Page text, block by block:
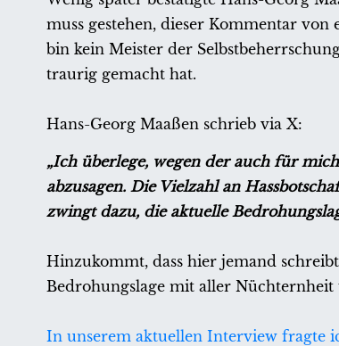
muss gestehen, dieser Kommentar
bin kein Meister der
traurig gemacht hat.
Hans-Georg Maaßen schrieb via X:
„Ich überlege, wegen der auch für
abzusagen. Die Vielzahl an
zwingt dazu, die aktuelle
Hinzukommt, dass hier jemand
Bedrohungslage mit aller
In unserem aktuellen Interview fragte